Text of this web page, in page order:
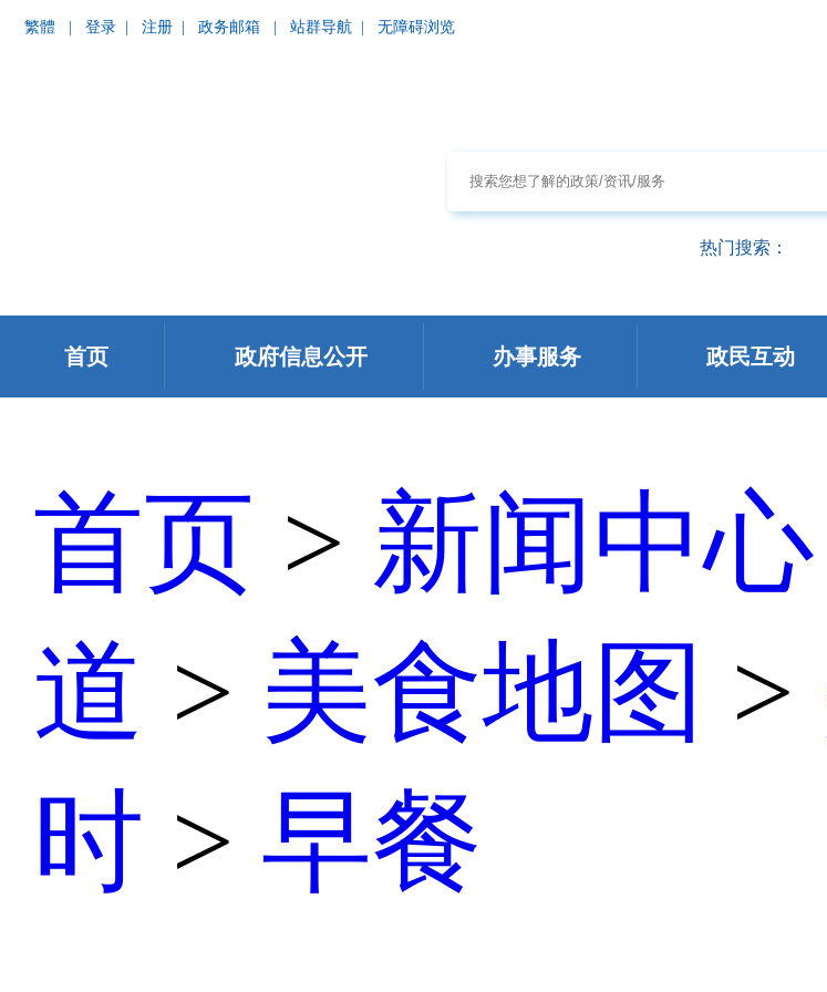
繁體 登录 注册 政务邮箱 站群导航 无障碍浏览
热门搜索：
首页 政府信息公开 办事服务 政民互动
首页 > 新闻中心
道 > 美食地图 >
时 > 早餐